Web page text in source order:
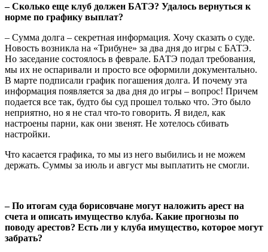
– Сколько еще клуб должен БАТЭ? Удалось вернуться к
норме по графику выплат?
– Сумма долга – секретная информация. Хочу сказать о суде.
Новость возникла на «Трибуне» за два дня до игры с БАТЭ.
Но заседание состоялось в феврале. БАТЭ подал требования,
мы их не оспаривали и просто все оформили документально.
В марте подписали график погашения долга. И почему эта
информация появляется за два дня до игры – вопрос! Причем
подается все так, будто бы суд прошел только что. Это было
неприятно, но я не стал что-то говорить. Я видел, как
настроены парни, как они звенят. Не хотелось сбивать
настройки.
Что касается графика, то мы из него выбились и не можем
держать. Суммы за июль и август мы выплатить не смогли.
– По итогам суда борисовчане могут наложить арест на
счета и описать имущество клуба. Какие прогнозы по
поводу арестов? Есть ли у клуба имущество, которое могут
забрать?